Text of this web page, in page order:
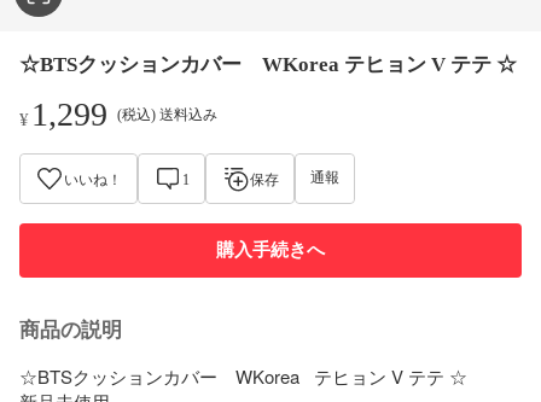
☆BTSクッションカバー WKorea テヒョン V テテ ☆
¥ 1,299 (税込) 送料込み
いいね！ 1 保存 通報
購入手続きへ
商品の説明
☆BTSクッションカバー　WKorea   テヒョン V テテ ☆